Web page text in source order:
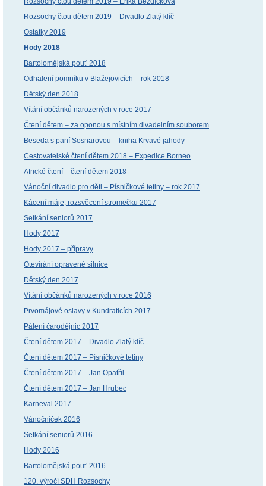
Rozsochy čtou dětem 2019 – Divadlo Zlatý klíč
Ostatky 2019
Hody 2018
Bartolomějská pouť 2018
Odhalení pomníku v Blažejovicích – rok 2018
Dětský den 2018
Vítání občánků narozených v roce 2017
Čtení dětem – za oponou s místním divadelním souborem
Beseda s paní Sosnarovou – kniha Krvavé jahody
Cestovatelské čtení dětem 2018 – Expedice Borneo
Africké čtení – čtení dětem 2018
Vánoční divadlo pro děti – Písničkové tetiny – rok 2017
Kácení máje, rozsvěcení stromečku 2017
Setkání seniorů 2017
Hody 2017
Hody 2017 – přípravy
Otevírání opravené silnice
Dětský den 2017
Vítání občánků narozených v roce 2016
Prvomájové oslavy v Kundraticích 2017
Pálení čarodějnic 2017
Čtení dětem 2017 – Divadlo Zlatý klíč
Čtení dětem 2017 – Písničkové tetiny
Čtení dětem 2017 – Jan Opatřil
Čtení dětem 2017 – Jan Hrubec
Karneval 2017
Vánočníček 2016
Setkání seniorů 2016
Hody 2016
Bartolomějská pouť 2016
120. výročí SDH Rozsochy